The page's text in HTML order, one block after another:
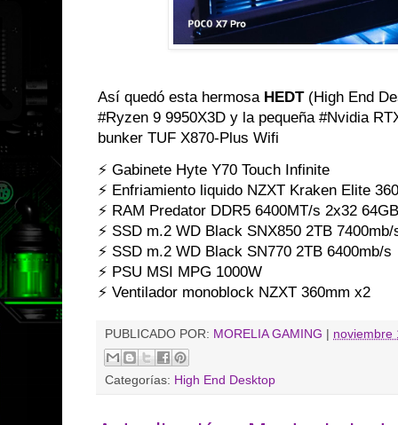
Así quedó esta hermosa HEDT(High End
#Ryzen 9 9950X3D y la pequeña #Nvidia
bunker TUF X870-Plus Wifi
⚡ Gabinete Hyte Y70 Touch Infinite
⚡ Enfriamiento liquido NZXT Kraken Elite
⚡ RAM Predator DDR5 6400MT/s 2x32 64GB
⚡ SSD m.2 WD Black SNX850 2TB 7400mb/
⚡ SSD m.2 WD Black SN770 2TB 6400mb/s
⚡ PSU MSI MPG 1000W
⚡ Ventilador monoblock NZXT 360mm x2
PUBLICADO POR: MORELIA GAMING noviembre
Categorías: High End Desktop